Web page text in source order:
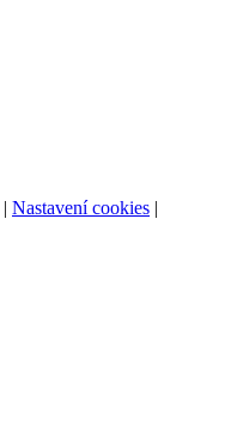
| Nastavení cookies |